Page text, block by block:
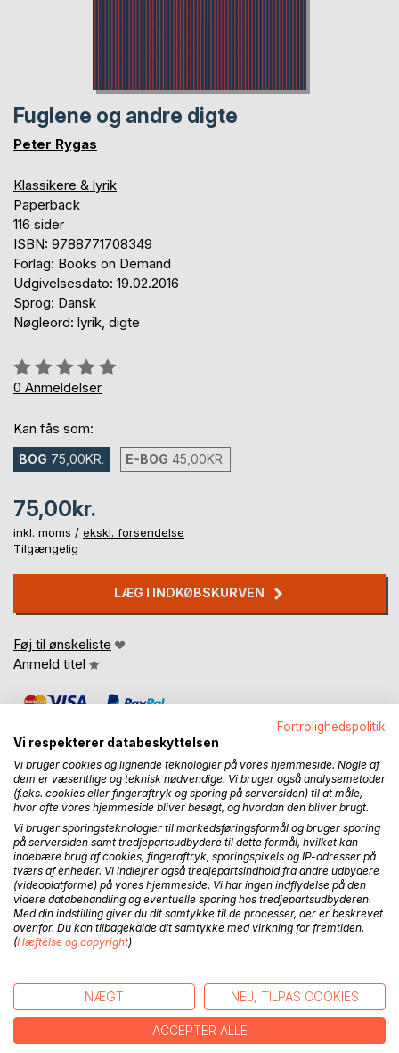
Fuglene og andre digte
Peter Rygas
Klassikere & lyrik
Paperback
116 sider
ISBN: 9788771708349
Forlag: Books on Demand
Udgivelsesdato: 19.02.2016
Sprog: Dansk
Nøgleord: lyrik, digte
Anmeldelse::
0%
0 Anmeldelser
Kan fås som:
BOG 75,00KR. E-BOG 45,00KR.
75,00kr.
inkl. moms / ekskl. forsendelse
Tilgængelig
LÆG I INDKØBSKURVEN
Føj til ønskeliste
Anmeld titel
BESKRIVELSE
Når jeg går i naturen med min hund
og opserverer dyrenes gøren
og laden. Får jeg inspiration til
mine digte.
Når jeg går iblandt mennesker
og hører deres mange kvaler
mine digte.
Fortrolighedspolitik
Vi respekterer databeskyttelsen
Vi bruger cookies og lignende teknologier på vores hjemmeside. Nogle af
dem er væsentlige og teknisk nødvendige. Vi bruger også analysemetoder
(f.eks. cookies eller fingeraftryk og sporing på serversiden) til at måle,
hvor ofte vores hjemmeside bliver besøgt, og hvordan den bliver brugt.
Vi bruger sporingsteknologier til markedsføringsformål og bruger sporing
på serversiden samt tredjepartsudbydere til dette formål, hvilket kan
indebære brug af cookies, fingeraftryk, sporingspixels og IP-adresser på
tværs af enheder. Vi indlejrer også tredjepartsindhold fra andre udbydere
(videoplatforme) på vores hjemmeside. Vi har ingen indflydelse på den
videre databehandling og eventuelle sporing hos tredjepartsudbyderen.
Med din indstilling giver du dit samtykke til de processer, der er beskrevet
ovenfor. Du kan tilbagekalde dit samtykke med virkning for fremtiden.
(Hæftelse og copyright)
NÆGT NEJ, TILPAS COOKIES
ACCEPTER ALLE